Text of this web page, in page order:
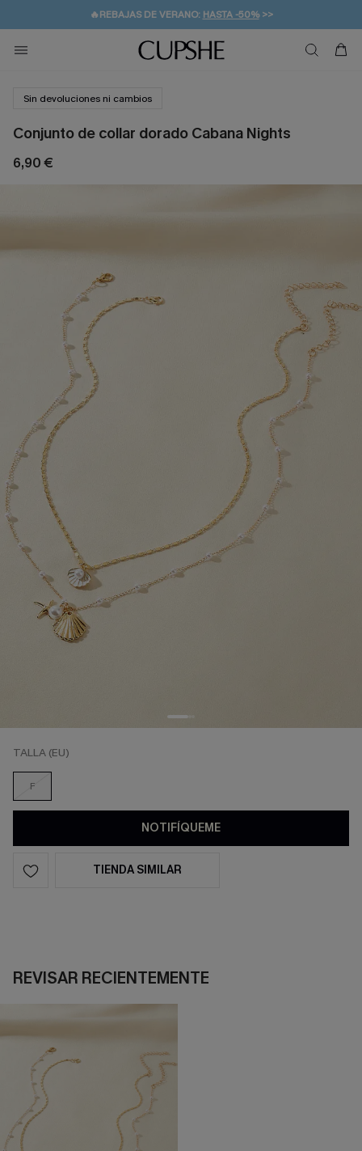
🔥REBAJAS DE VERANO: HASTA -50%>>
👒PROMOCIÓN DE VERANO:-10% EN 2 VESTIDOS
💌¡SUSCRIBIRSE & GANAR -10% EXTRA!
🚚ENVÍO GRATUITO A PARTIR DE 49 € >>
Sin devoluciones ni cambios
Conjunto de collar dorado Cabana Nights
6,90 €
TALLA (EU)
F
NOTIFÍQUEME
TIENDA SIMILAR
REVISAR RECIENTEMENTE